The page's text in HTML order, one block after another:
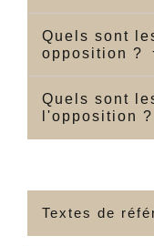
Quels sont
opposition ?
Quels sont
l'opposition ?
Textes de